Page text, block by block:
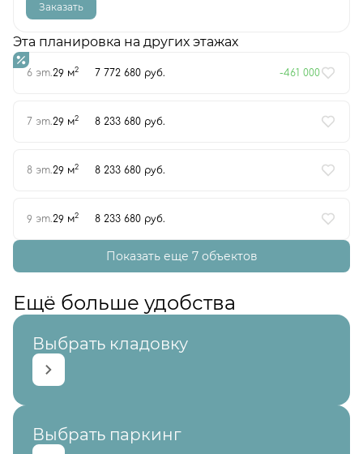
Заказать
Эта планировка на других этажах
6 эт.29 м2 7 772 680 руб. -461 000
7 эт.29 м2 8 233 680 руб.
8 эт.29 м2 8 233 680 руб.
9 эт.29 м2 8 233 680 руб.
Показать еще 7 объектов
Ещё больше удобства
Выбрать кладовку
Выбрать паркинг